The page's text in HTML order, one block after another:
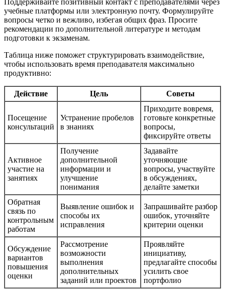
Поддерживайте позитивный контакт с преподавателями через
учебные платформы или электронную почту. Формулируйте
вопросы четко и вежливо, избегая общих фраз. Просите
рекомендации по дополнительной литературе и методам
подготовки к экзаменам.
Таблица ниже поможет структурировать взаимодействие,
чтобы использовать время преподавателя максимально
продуктивно:
Действие Цель Советы
Посещение
консультаций
Устранение пробелов
в знаниях
Приходите вовремя,
готовьте конкретные
вопросы,
фиксируйте ответы
Активное
участие на
занятиях
Получение
дополнительной
информации и
улучшение
понимания
Задавайте
уточняющие
вопросы, участвуйте
в обсуждениях,
делайте заметки
Обратная
связь по
контрольным
работам
Выявление ошибок и
способы их
исправления
Запрашивайте разбор
ошибок, уточняйте
критерии оценки
Обсуждение
вариантов
повышения
оценки
Рассмотрение
возможности
выполнения
дополнительных
заданий или проектов
Проявляйте
инициативу,
предлагайте способы
усилить свое
портфолио